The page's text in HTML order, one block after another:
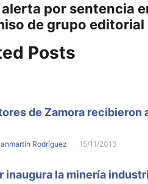
alerta por sentencia
de grupo editorial
Posts
de Zamora recibieron
Rodríguez 15/11/2013
inaugura la minería